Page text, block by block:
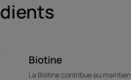
Biotine
La Biotine contribue au maintien